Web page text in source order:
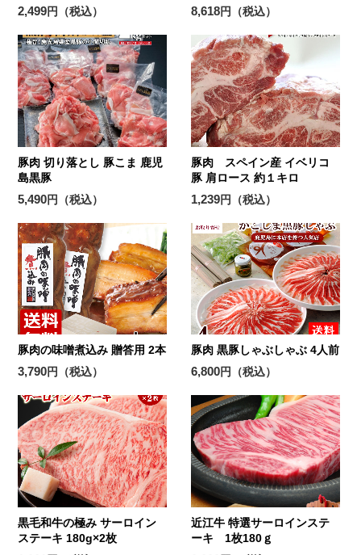
2,499円（税込） 8,618円（税込）
豚肉 切り落とし 豚こま 鹿児
島黒豚
5,490円（税込）
豚肉 スペイン産 イベリコ
豚 肩ロース 約１キロ
1,239円（税込）
豚肉の味噌煮込み 贈答用 2本
3,790円（税込）
豚肉 黒豚しゃぶしゃぶ 4人前
6,800円（税込）
黒毛和牛の極み サーロイン
ステーキ 180g×2枚
近江牛 特選サーロインステ
ーキ 1枚180ｇ